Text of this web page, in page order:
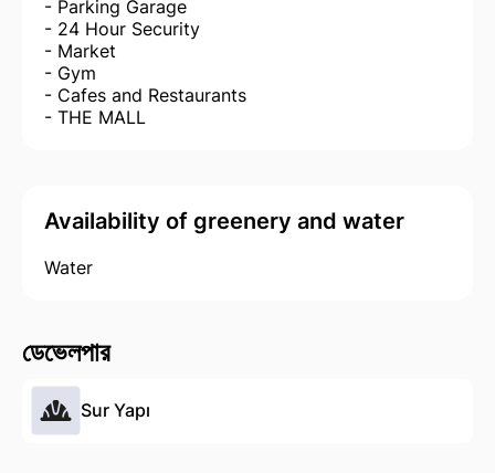
- Parking Garage
- 24 Hour Security
- Market
- Gym
- Cafes and Restaurants
- THE MALL
Availability of greenery and water
Water
ডেভেলপার
Sur Yapı